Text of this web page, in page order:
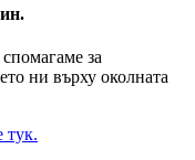
за
ни върху околната
тук.